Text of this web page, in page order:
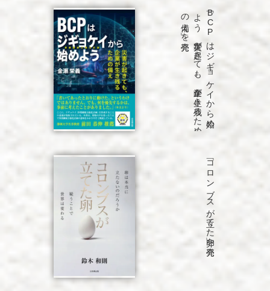
「B
C
P
は
ジ
ギ
ョ
ケ
イ
か
ら
始め
よ
う
災害が
起き
て
も
、
企業が
生き
残る
た
め
の
備え
」を
発売
「コロンブスが立てた卵」を発売